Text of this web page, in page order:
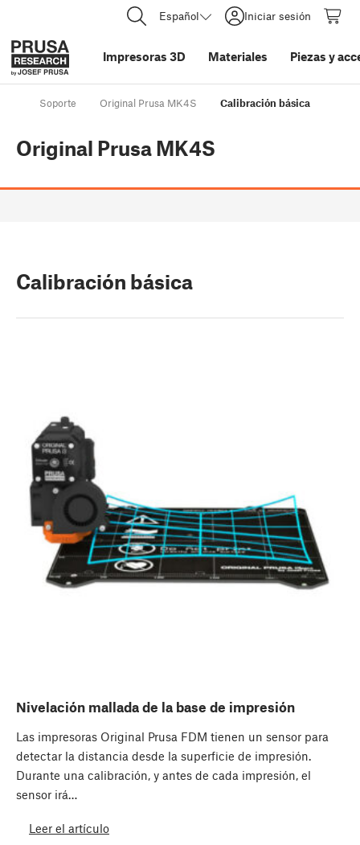
Español Iniciar sesión
Impresoras 3D Materiales Piezas y
Soporte Original Prusa MK4S Calibración básica
Original Prusa MK4S
Calibración básica
Nivelación mallada de la base de impresión
Las impresoras Original Prusa FDM tienen un sensor para
detectar la distancia desde la superficie de impresión.
Durante una calibración, y antes de cada impresión, el
sensor irá…
Leer el artículo